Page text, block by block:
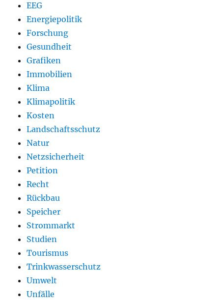
EEG
Energiepolitik
Forschung
Gesundheit
Grafiken
Immobilien
Klima
Klimapolitik
Kosten
Landschaftsschutz
Natur
Netzsicherheit
Petition
Recht
Rückbau
Speicher
Strommarkt
Studien
Tourismus
Trinkwasserschutz
Umwelt
Unfälle